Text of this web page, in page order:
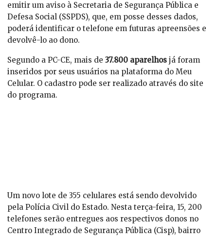
emitir um aviso à Secretaria de Segurança Pública e
Defesa Social (SSPDS), que, em posse desses dados,
poderá identificar o telefone em futuras apreensões e
devolvê-lo ao dono.
Segundo a PC-CE, mais de 37.800 aparelhos já foram
inseridos por seus usuários na plataforma do Meu
Celular. O cadastro pode ser realizado através do site
do programa.
Um novo lote de 355 celulares está sendo devolvido
pela Polícia Civil do Estado. Nesta terça-feira, 15, 200
telefones serão entregues aos respectivos donos no
Centro Integrado de Segurança Pública (Cisp), bairro